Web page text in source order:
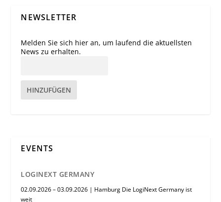
NEWSLETTER
Melden Sie sich hier an, um laufend die aktuellsten
News zu erhalten.
HINZUFÜGEN
EVENTS
LOGINEXT GERMANY
02.09.2026 – 03.09.2026 | Hamburg Die LogiNext Germany ist
weit